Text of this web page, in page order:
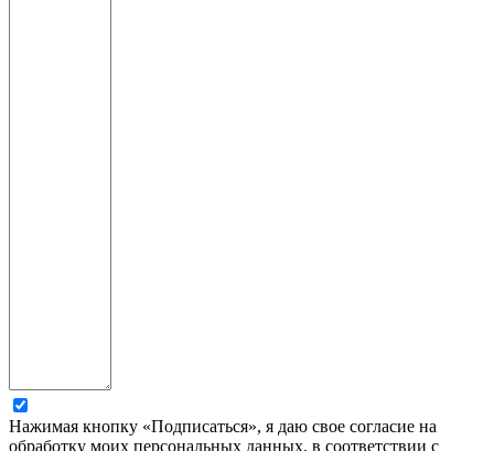
Нажимая кнопку «Подписаться», я даю свое согласие на
обработку моих персональных данных, в соответствии с